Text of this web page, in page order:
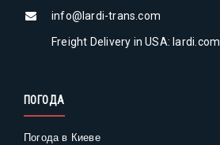
info@lardi-trans.com
Freight Delivery in USA: lardi.com
ПОГОДА
Погода в Киеве